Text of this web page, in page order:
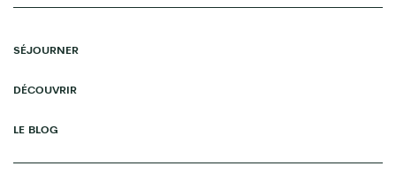
SÉJOURNER
DÉCOUVRIR
LE BLOG